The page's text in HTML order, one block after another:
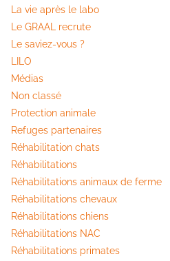
La vie après le labo
Le GRAAL recrute
Le saviez-vous ?
LILO
Médias
Non classé
Protection animale
Refuges partenaires
Réhabilitation chats
Réhabilitations
Réhabilitations animaux de ferme
Réhabilitations chevaux
Réhabilitations chiens
Réhabilitations NAC
Réhabilitations primates